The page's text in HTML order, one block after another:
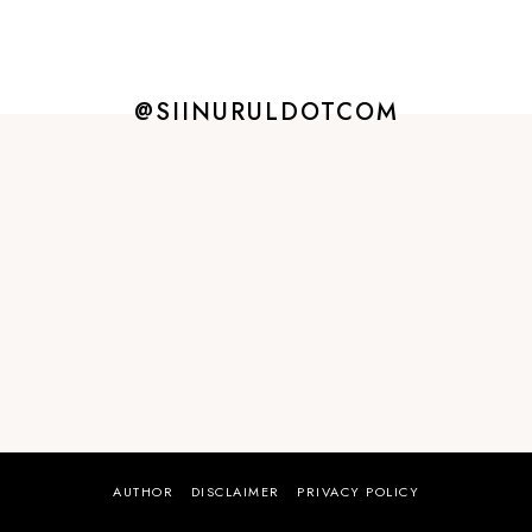
@SIINURULDOTCOM
AUTHOR DISCLAIMER PRIVACY POLICY